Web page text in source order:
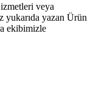
veya
yukarıda yazan Ürün
ekibimizle